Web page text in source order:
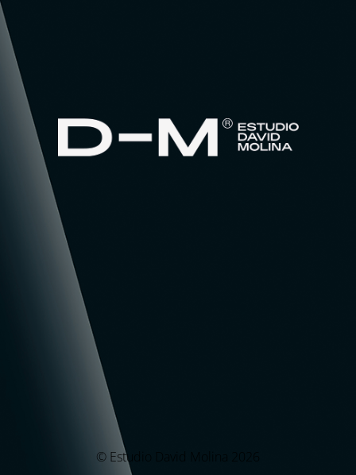
© Estudio David Molina 2026